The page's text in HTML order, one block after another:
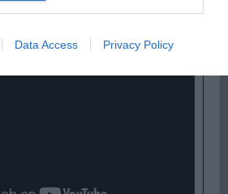
Data Access Privacy Policy